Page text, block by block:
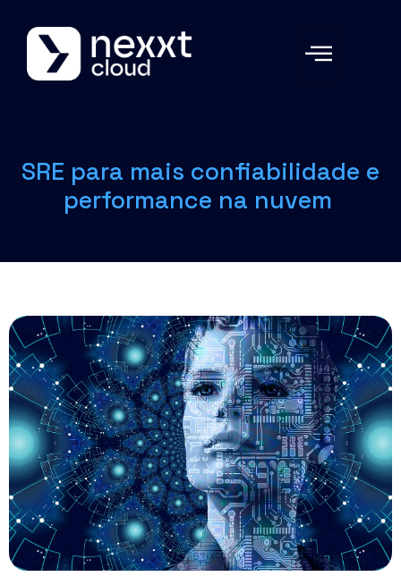
SRE para mais confiabilidade e
performance na nuvem